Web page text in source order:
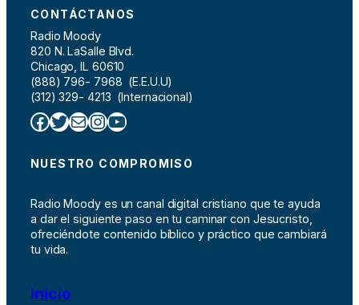
CONTÁCTANOS
Radio Moody
820 N. LaSalle Blvd.
Chicago, IL 60610
(888) 796- 7968 (E.E.U.U)
(312) 329- 4213 (Internacional)
Facebook Twitter Correo electrónico InstagramYouTube
NUESTRO COMPROMISO
Radio Moody es un canal digital cristiano que te ayuda
a dar el siguiente paso en tu caminar con Jesucristo,
ofreciéndote contenido bíblico y práctico que cambiará
tu vida.
Inicio